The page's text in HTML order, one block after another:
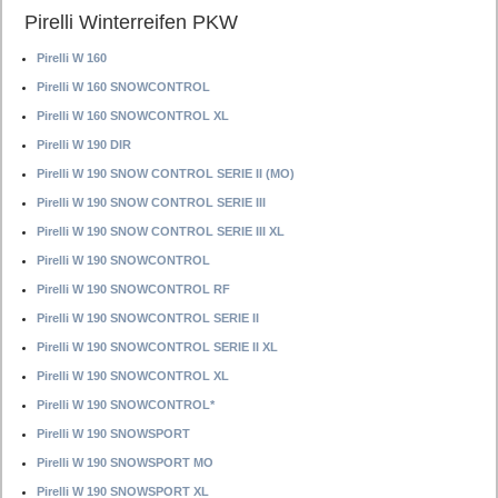
Pirelli Winterreifen PKW
Pirelli W 160
Pirelli W 160 SNOWCONTROL
Pirelli W 160 SNOWCONTROL XL
Pirelli W 190 DIR
Pirelli W 190 SNOW CONTROL SERIE II (MO)
Pirelli W 190 SNOW CONTROL SERIE III
Pirelli W 190 SNOW CONTROL SERIE III XL
Pirelli W 190 SNOWCONTROL
Pirelli W 190 SNOWCONTROL RF
Pirelli W 190 SNOWCONTROL SERIE II
Pirelli W 190 SNOWCONTROL SERIE II XL
Pirelli W 190 SNOWCONTROL XL
Pirelli W 190 SNOWCONTROL*
Pirelli W 190 SNOWSPORT
Pirelli W 190 SNOWSPORT MO
Pirelli W 190 SNOWSPORT XL